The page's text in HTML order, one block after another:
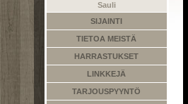
Sauli
SIJAINTI
TIETOA MEISTÄ
HARRASTUKSET
LINKKEJÄ
TARJOUSPYYNTÖ